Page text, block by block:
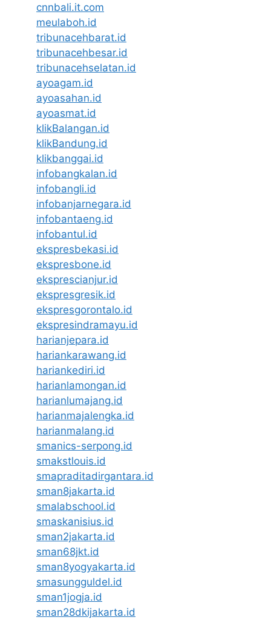
cnnbali.it.com
meulaboh.id
tribunacehbarat.id
tribunacehbesar.id
tribunacehselatan.id
ayoagam.id
ayoasahan.id
ayoasmat.id
klikBalangan.id
klikBandung.id
klikbanggai.id
infobangkalan.id
infobangli.id
infobanjarnegara.id
infobantaeng.id
infobantul.id
ekspresbekasi.id
ekspresbone.id
eksprescianjur.id
ekspresgresik.id
ekspresgorontalo.id
ekspresindramayu.id
harianjepara.id
hariankarawang.id
hariankediri.id
harianlamongan.id
harianlumajang.id
harianmajalengka.id
harianmalang.id
smanics-serpong.id
smakstlouis.id
smapraditadirgantara.id
sman8jakarta.id
smalabschool.id
smaskanisius.id
sman2jakarta.id
sman68jkt.id
sman8yogyakarta.id
smasungguldel.id
sman1jogja.id
sman28dkijakarta.id